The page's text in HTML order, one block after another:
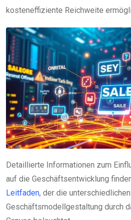
kosteneffiziente Reichweite
Detaillierte Informationen zum
auf die Geschäftsentwicklung
Leitfaden, der die
Geschäftsmodellgestaltung durch